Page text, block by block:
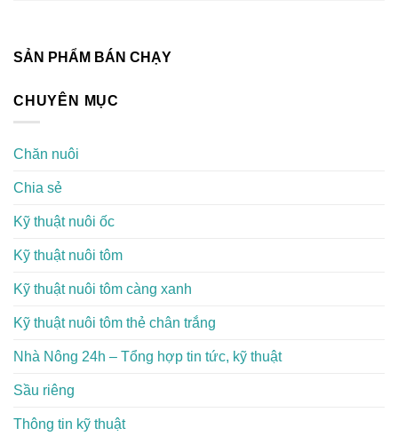
SẢN PHẨM BÁN CHẠY
CHUYÊN MỤC
Chăn nuôi
Chia sẻ
Kỹ thuật nuôi ốc
Kỹ thuật nuôi tôm
Kỹ thuật nuôi tôm càng xanh
Kỹ thuật nuôi tôm thẻ chân trắng
Nhà Nông 24h – Tổng hợp tin tức, kỹ thuật
Sầu riêng
Thông tin kỹ thuật